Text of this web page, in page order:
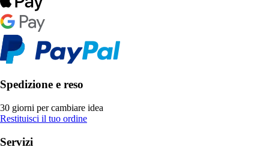
Spedizione e reso
30 giorni per cambiare idea
Restituisci il tuo ordine
Servizi